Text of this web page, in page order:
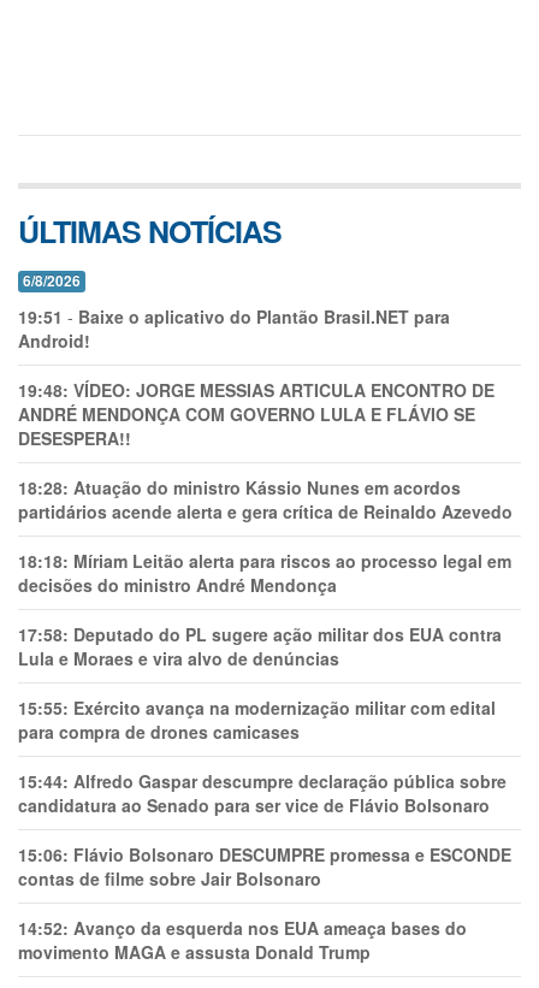
ÚLTIMAS NOTÍCIAS
6/8/2026
19:51 - Baixe o aplicativo do Plantão Brasil.NET para
Android!
19:48: VÍDEO: JORGE MESSIAS ARTICULA ENCONTRO DE
ANDRÉ MENDONÇA COM GOVERNO LULA E FLÁVIO SE
DESESPERA!!
18:28: Atuação do ministro Kássio Nunes em acordos
partidários acende alerta e gera crítica de Reinaldo Azevedo
18:18: Míriam Leitão alerta para riscos ao processo legal em
decisões do ministro André Mendonça
17:58: Deputado do PL sugere ação militar dos EUA contra
Lula e Moraes e vira alvo de denúncias
15:55: Exército avança na modernização militar com edital
para compra de drones camicases
15:44: Alfredo Gaspar descumpre declaração pública sobre
candidatura ao Senado para ser vice de Flávio Bolsonaro
15:06: Flávio Bolsonaro DESCUMPRE promessa e ESCONDE
contas de filme sobre Jair Bolsonaro
14:52: Avanço da esquerda nos EUA ameaça bases do
movimento MAGA e assusta Donald Trump